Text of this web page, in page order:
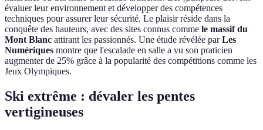
évaluer leur environnement et développer des compétences
techniques pour assurer leur sécurité. Le plaisir réside dans la
conquête des hauteurs, avec des sites connus comme le massif du
Mont Blanc attirant les passionnés. Une étude révélée parLes
Numériques montre que l'escalade en salle a vu son praticien
augmenter de 25% grâce à la popularité des compétitions comme les
Jeux Olympiques.
Ski extrême : dévaler les pentes
vertigineuses